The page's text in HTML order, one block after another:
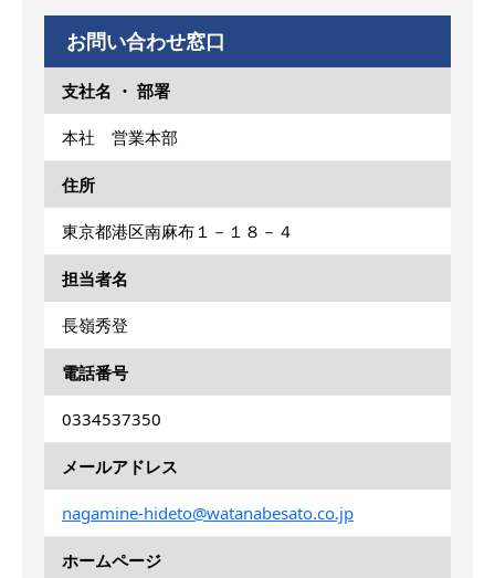
お問い合わせ窓口
支社名 ・ 部署
本社 営業本部
住所
東京都港区南麻布１－１８－４
担当者名
長嶺秀登
電話番号
0334537350
メールアドレス
nagamine-hideto@watanabesato.co.jp
ホームページ